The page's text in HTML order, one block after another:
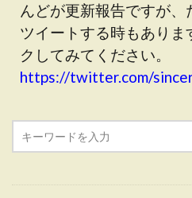
んどが更新報告ですが
ツイートする時もありま
クしてみてください。
https://twitter.com/